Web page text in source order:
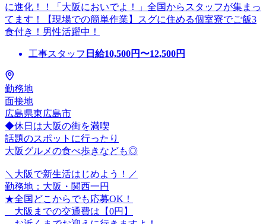
に進化！！「大阪においでよ！」全国からスタッフが集まっ
てます！【現場での簡単作業】スグに住める個室寮でご飯3
食付き！男性活躍中！
工事スタッフ 日給10,500円〜12,500円
勤務地
面接地
広島県東広島市
◆休日は大阪の街を満喫
話題のスポットに行ったり
大阪グルメの食べ歩きなども◎
＼大阪で新生活はじめよう！／
勤務地：大阪・関西一円
★全国どこからでも応募OK！
大阪までの交通費は【0円】